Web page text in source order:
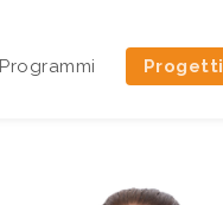
Programmi Progetti